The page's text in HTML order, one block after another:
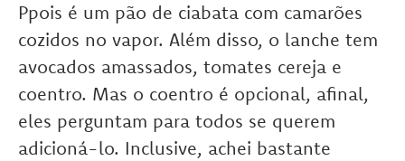
Ppois é um pão de ciabata com camarões
cozidos no vapor. Além disso, o lanche tem
avocados amassados, tomates cereja e
coentro. Mas o coentro é opcional, afinal,
eles perguntam para todos se querem
adicioná-lo. Inclusive, achei bastante